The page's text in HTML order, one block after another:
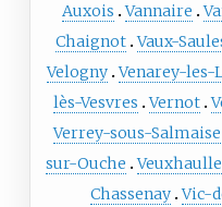
Auxois
Vannaire
Chaignot Vaux-
Velogny Venarey-les-
lès-Vesvres Vernot
Verrey-sous-Salmaise
sur-Ouche
Chassenay Vic-